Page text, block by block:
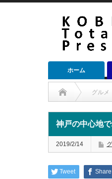
ホーム
グルメ
神戸の中心地
2019/2/14
Tweet Share